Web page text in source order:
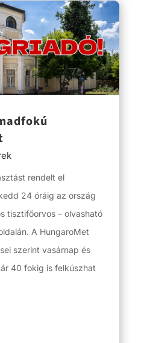
rendelt el
24 óráig az ország
tisztifőorvos – olvasható
A HungaroMet
szerint vasárnap és
40 fokig is felkúszhat